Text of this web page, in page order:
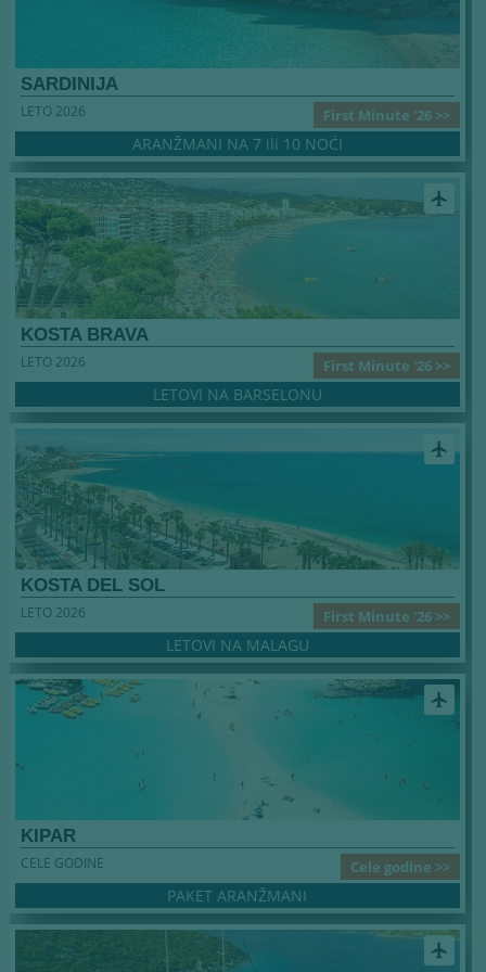
SARDINIJA
First Minute '26 >>
LETO 2026
ARANŽMANI NA 7 ili 10 NOĆI
airplanemode_active
KOSTA BRAVA
First Minute '26 >>
LETO 2026
LETOVI NA BARSELONU
airplanemode_active
KOSTA DEL SOL
First Minute '26 >>
LETO 2026
LETOVI NA MALAGU
airplanemode_active
KIPAR
Cele godine >>
CELE GODINE
PAKET ARANŽMANI
airplanemode_active